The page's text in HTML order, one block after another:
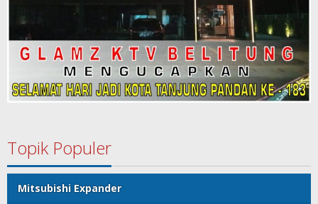
Topik Populer
Mitsubishi Expander